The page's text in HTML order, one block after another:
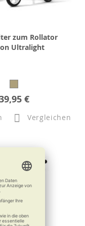
zum Rollator
Ultralight
€
Vergleichen